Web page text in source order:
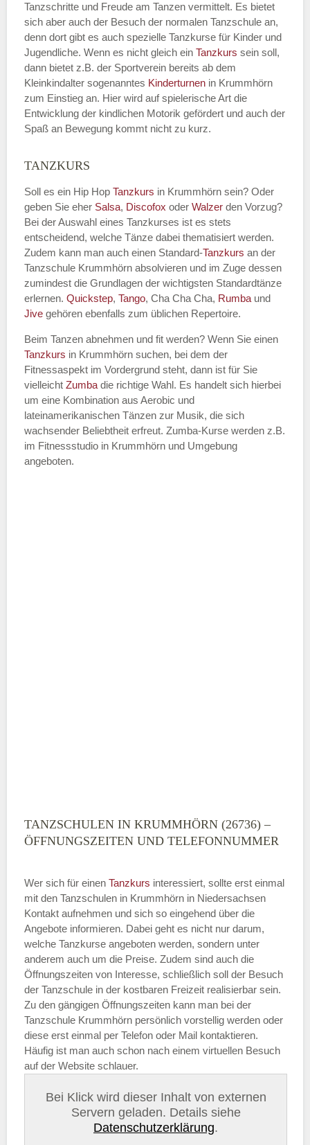
Name der Tanzschule
Kontakt E-Mail
Name des Tanzkurs*
Tanzart*
Tanzschritte und Freude am Tanzen vermittelt. Es bietet
sich aber auch der Besuch der normalen Tanzschule an,
denn dort gibt es auch spezielle Tanzkurse für Kinder und
Jugendliche. Wenn es nicht gleich ein Tanzkurs sein soll,
dann bietet z.B. der Sportverein bereits ab dem
Kleinkindalter sogenanntes Kinderturnen in Krummhörn
zum Einstieg an. Hier wird auf spielerische Art die
Entwicklung der kindlichen Motorik gefördert und auch der
Spaß an Bewegung kommt nicht zu kurz.
TANZKURS
Soll es ein Hip Hop Tanzkurs in Krummhörn sein? Oder
geben Sie eher Salsa, Discofox oder Walzer den Vorzug?
Bei der Auswahl eines Tanzkurses ist es stets
entscheidend, welche Tänze dabei thematisiert werden.
Zudem kann man auch einen Standard-Tanzkurs an der
Tanzschule Krummhörn absolvieren und im Zuge dessen
zumindest die Grundlagen der wichtigsten Standardtänze
erlernen. Quickstep, Tango, Cha Cha Cha, Rumba und
Jive gehören ebenfalls zum üblichen Repertoire.
Beim Tanzen abnehmen und fit werden? Wenn Sie einen
Tanzkurs in Krummhörn suchen, bei dem der
Fitnessaspekt im Vordergrund steht, dann ist für Sie
vielleicht Zumba die richtige Wahl. Es handelt sich hierbei
um eine Kombination aus Aerobic und
lateinamerikanischen Tänzen zur Musik, die sich
wachsender Beliebtheit erfreut. Zumba-Kurse werden z.B.
im Fitnessstudio in Krummhörn und Umgebung
angeboten.
TANZSCHULEN IN KRUMMHÖRN (26736) –
ÖFFNUNGSZEITEN UND TELEFONNUMMER
Wer sich für einen Tanzkurs interessiert, sollte erst einmal
mit den Tanzschulen in Krummhörn in Niedersachsen
Kontakt aufnehmen und sich so eingehend über die
Angebote informieren. Dabei geht es nicht nur darum,
welche Tanzkurse angeboten werden, sondern unter
anderem auch um die Preise. Zudem sind auch die
Öffnungszeiten von Interesse, schließlich soll der Besuch
der Tanzschule in der kostbaren Freizeit realisierbar sein.
Zu den gängigen Öffnungszeiten kann man bei der
Tanzschule Krummhörn persönlich vorstellig werden oder
diese erst einmal per Telefon oder Mail kontaktieren.
Häufig ist man auch schon nach einem virtuellen Besuch
auf der Website schlauer.
Bei Klick wird dieser Inhalt von externen
Servern geladen. Details siehe
Datenschutzerklärung.